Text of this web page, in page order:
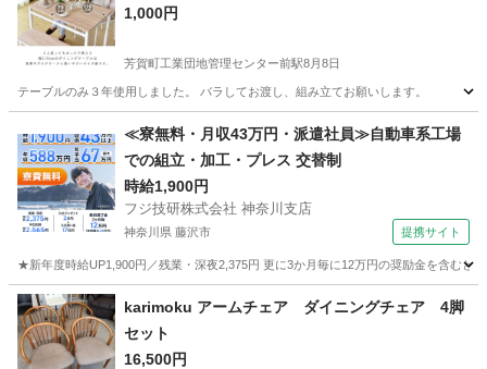
1,000円
芳賀町工業団地管理センター前駅8月8日
テーブルのみ３年使用しました。 バラしてお渡し、組み立てお願いします。
芳賀町工業団地管理センター前駅
ダイニングセット
≪寮無料・月収43万円・派遣社員≫自動車系工場
での組立・加工・プレス 交替制
時給1,900円
フジ技研株式会社 神奈川支店
神奈川県 藤沢市 提携サイト
★新年度時給UP1,900円／残業・深夜2,375円 更に3か月毎に12万円の奨励金を含む
神奈川 藤沢市 karimoku アームチェア ダイニングチェア 4脚
セット
16,500円